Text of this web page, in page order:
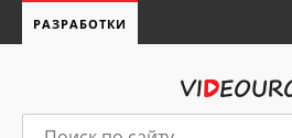
РАЗРАБОТКИ